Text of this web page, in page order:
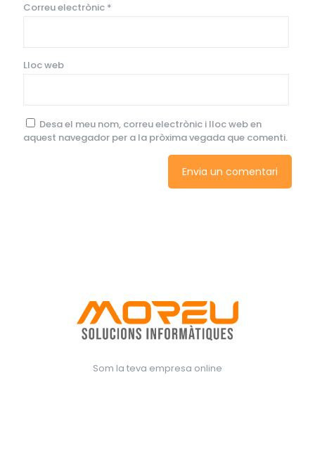
Correu electrònic *
Lloc web
Desa el meu nom, correu electrònic i lloc web en
aquest navegador per a la pròxima vegada que comenti.
Som la teva empresa online